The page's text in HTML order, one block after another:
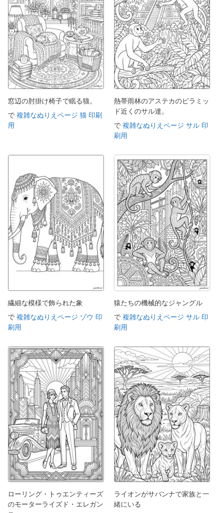
窓辺の肘掛け椅子で眠る猫。
で 複雑なぬりえページ 猫 印刷
用
熱帯雨林のアステカのピラミッ
ド近くのサル達。
で 複雑なぬりえページ サル 印
刷用
繊細な模様で飾られた象
で 複雑なぬりえページ ゾウ 印
刷用
猿たちの機械的なジャングル
で 複雑なぬりえページ サル 印
刷用
ローリング・トゥエンティーズ
のモーターライズド・エレガン
ライオンがサバンナで家族と一
緒にいる